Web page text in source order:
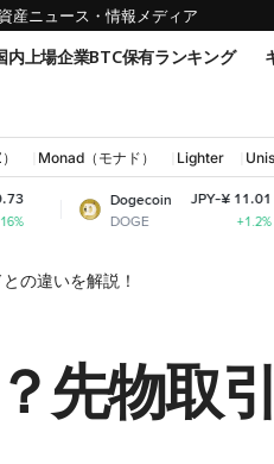
産ニュース・情報メディア
内上場企業BTC保有ランキング
Monad（モナド） Lighter
Dogecoin
DOGE
JPY-¥ 11.01
+1.2%
の違いを解説！
先物取